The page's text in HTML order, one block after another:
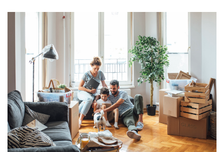
Mutuo Casa